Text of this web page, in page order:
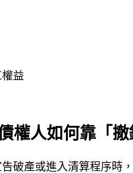
權益
權人如何靠「
破產或進入清算程序時